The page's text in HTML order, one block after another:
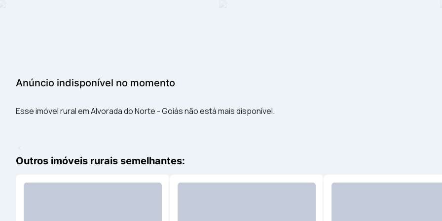
Anúncio indisponível no momento
Esse imóvel rural em Alvorada do Norte - Goiás não está mais disponível.
Outros imóveis rurais semelhantes: